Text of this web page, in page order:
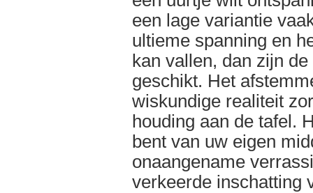
een lage variantie
ultieme spanning en
kan vallen, dan zijn
geschikt. Het
wiskundige realiteit
houding aan de tafel.
bent van uw eigen
onaangename
verkeerde inschatting